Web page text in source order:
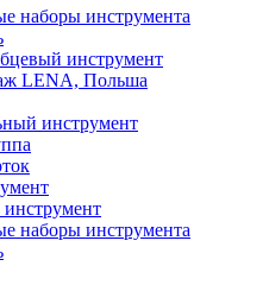
наборы инструмента
инструмент
LENA, Польша
инструмент
наборы инструмента